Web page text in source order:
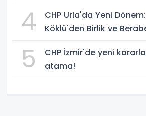
4
CHP Urla'da Yeni
Köklü'den Birlik ve
5
CHP İzmir'de yeni
atama!